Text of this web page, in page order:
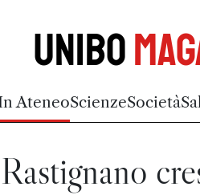
Unibo
AteneoScienzeSocietà